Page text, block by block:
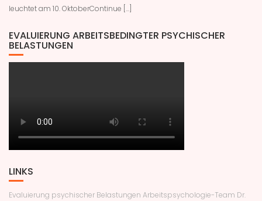
leuchtet am 10. OktoberContinue […]
EVALUIERUNG ARBEITSBEDINGTER PSYCHISCHER
BELASTUNGEN
LINKS
Evaluierung psychischer Belastungen Arbeitspsychologie-Team Dr.